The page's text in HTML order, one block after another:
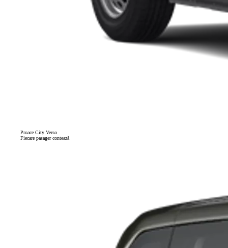
Proace City Verso
Fiecare pasager contează